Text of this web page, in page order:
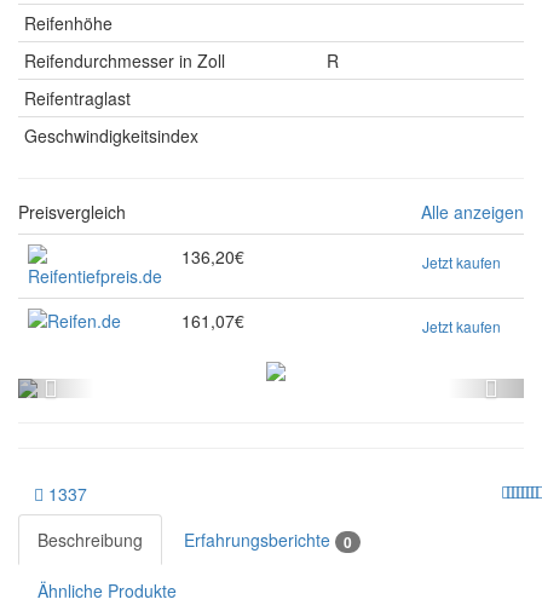
Reifenhöhe
Reifendurchmesser in Zoll
R
Reifentraglast
Geschwindigkeitsindex
Alle anzeigen
Preisvergleich
136,20€
Jetzt kaufen
161,07€ Jetzt kaufen
1337
Beschreibung
Erfahrungsberichte 0
Ähnliche Produkte